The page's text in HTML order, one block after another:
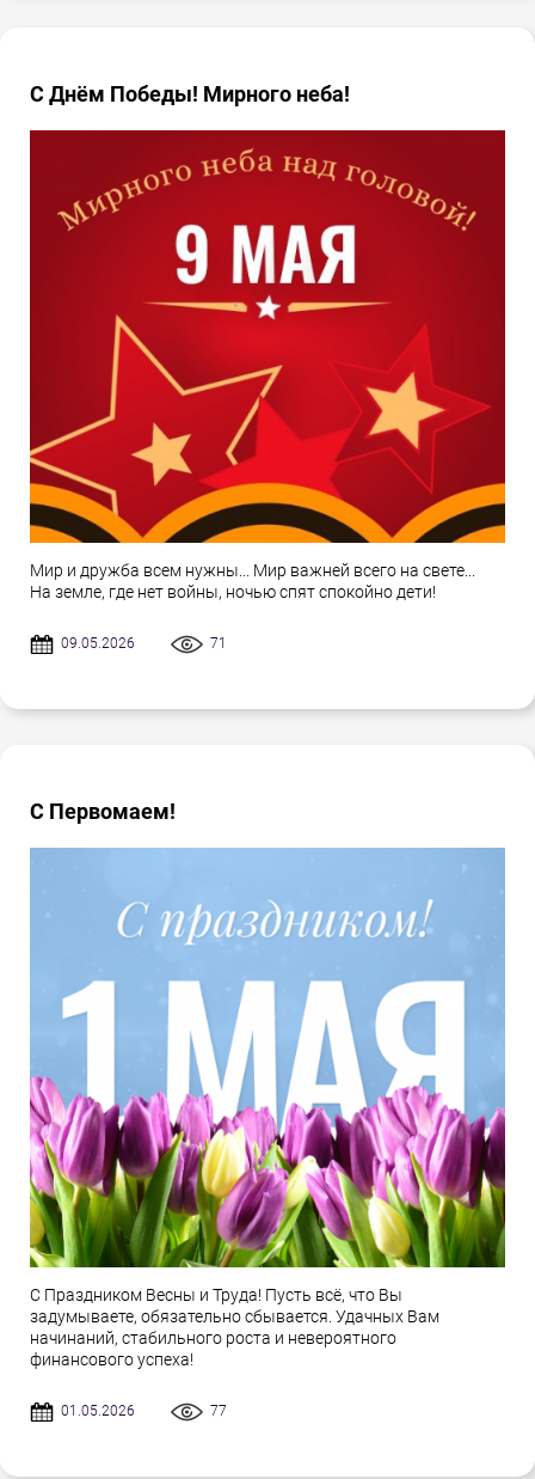
С Днём Победы! Мирного неба!
Мир и дружба всем нужны... Мир важней всего на свете...
На земле, где нет войны, ночью спят спокойно дети!
09.05.2026 71
С Первомаем!
С Праздником Весны и Труда! Пусть всё, что Вы
задумываете, обязательно сбывается. Удачных Вам
начинаний, стабильного роста и невероятного
финансового успеха!
01.05.2026 77